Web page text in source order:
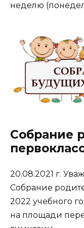
неделю
Собрание
20.08.2021 г.
Собрание
2022 учебного
на площади